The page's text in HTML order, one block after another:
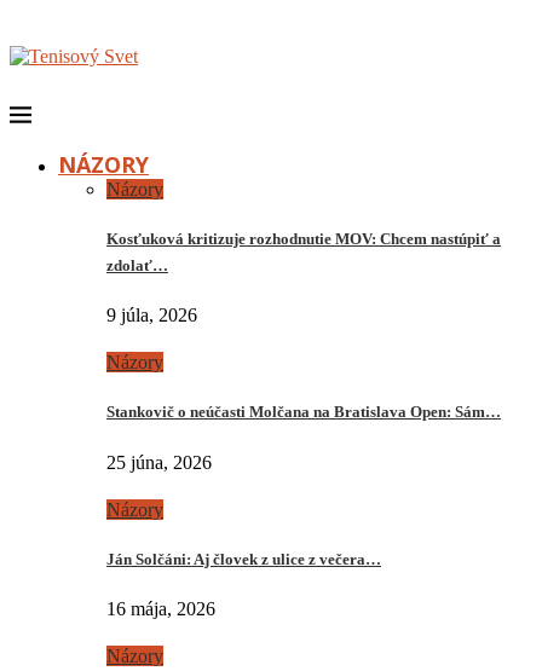
NÁZORY
Názory
Kosťuková kritizuje rozhodnutie MOV: Chcem nastúpiť a
zdolať…
9 júla, 2026
Názory
Stankovič o neúčasti Molčana na Bratislava Open: Sám…
25 júna, 2026
Názory
Ján Solčáni: Aj človek z ulice z večera…
16 mája, 2026
Názory